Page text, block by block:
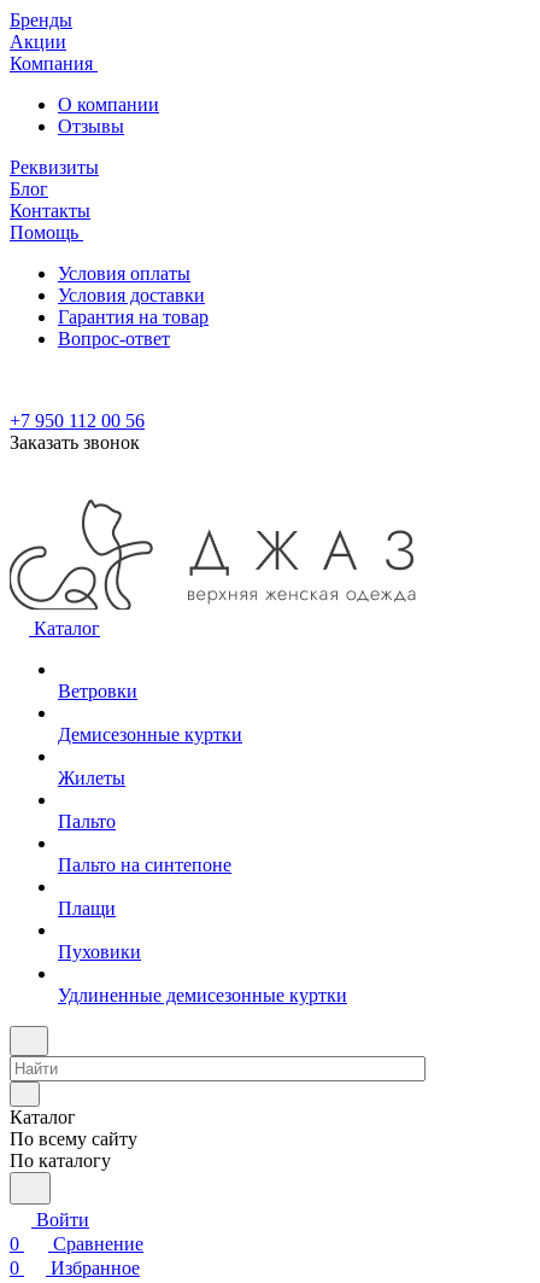
Бренды
Акции
Компания
О компании
Отзывы
Реквизиты
Блог
Контакты
Помощь
Условия оплаты
Условия доставки
Гарантия на товар
Вопрос-ответ
+7 950 112 00 56
Заказать звонок
Каталог
Ветровки
Демисезонные куртки
Жилеты
Пальто
Пальто на синтепоне
Плащи
Пуховики
Удлиненные демисезонные куртки
Каталог
По всему сайту
По каталогу
Войти
0
Сравнение
0
Избранное